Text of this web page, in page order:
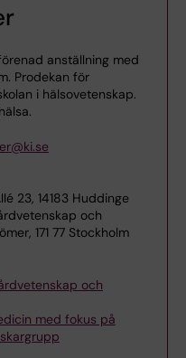
anställning med
Prodekan för
i hälsovetenskap.
23, 14183 Huddinge
och
171 77 Stockholm
och
med fokus på